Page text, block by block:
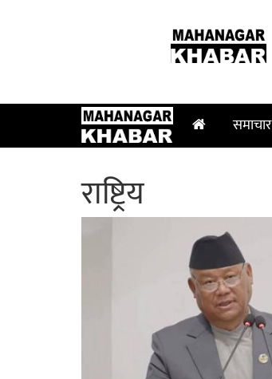
समाचार
राष्ट्रिय